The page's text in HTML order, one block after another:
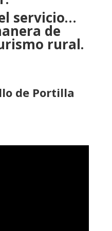
servicio…
de
rural.
de Portilla